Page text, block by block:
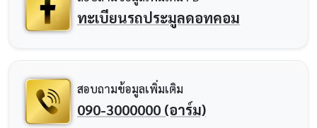
ทะเบียนรถประมูลดอทคอม
สอบถามข้อมูลเพิ่มเติม
090-3000000 (อาร์ม)